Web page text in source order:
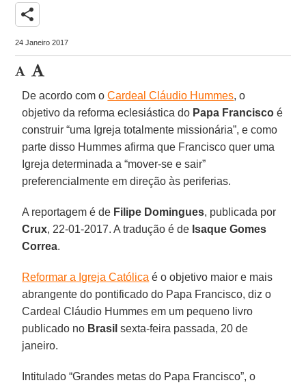
share
24 Janeiro 2017
De acordo com oCardeal Cláudio Hummes, o
objetivo da reforma eclesiástica do Papa Francisco é
construir “uma Igreja totalmente missionária”, e como
parte disso Hummes afirma que Francisco quer uma
Igreja determinada a “mover-se e sair”
preferencialmente em direção às periferias.
A reportagem é de Filipe Domingues, publicada por
Crux, 22-01-2017. A tradução é de Isaque Gomes
Correa.
Reformar a Igreja Católica é o objetivo maior e mais
abrangente do pontificado do Papa Francisco, diz o
Cardeal Cláudio Hummes em um pequeno livro
publicado no Brasil sexta-feira passada, 20 de
janeiro.
Intitulado “Grandes metas do Papa Francisco”, o